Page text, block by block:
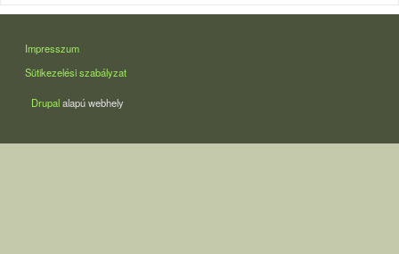
LÁBLÉC
Impresszum
Sütikezelési szabályzat
Drupalalapú webhely